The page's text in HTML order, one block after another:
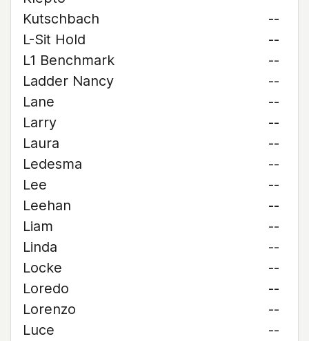
Kutschbach
--
L-Sit Hold
--
L1 Benchmark
--
Ladder Nancy
--
Lane
--
Larry
--
Laura
--
Ledesma
--
Lee
--
Leehan
--
Liam
--
Linda
--
Locke
--
Loredo
--
Lorenzo
--
Luce
--